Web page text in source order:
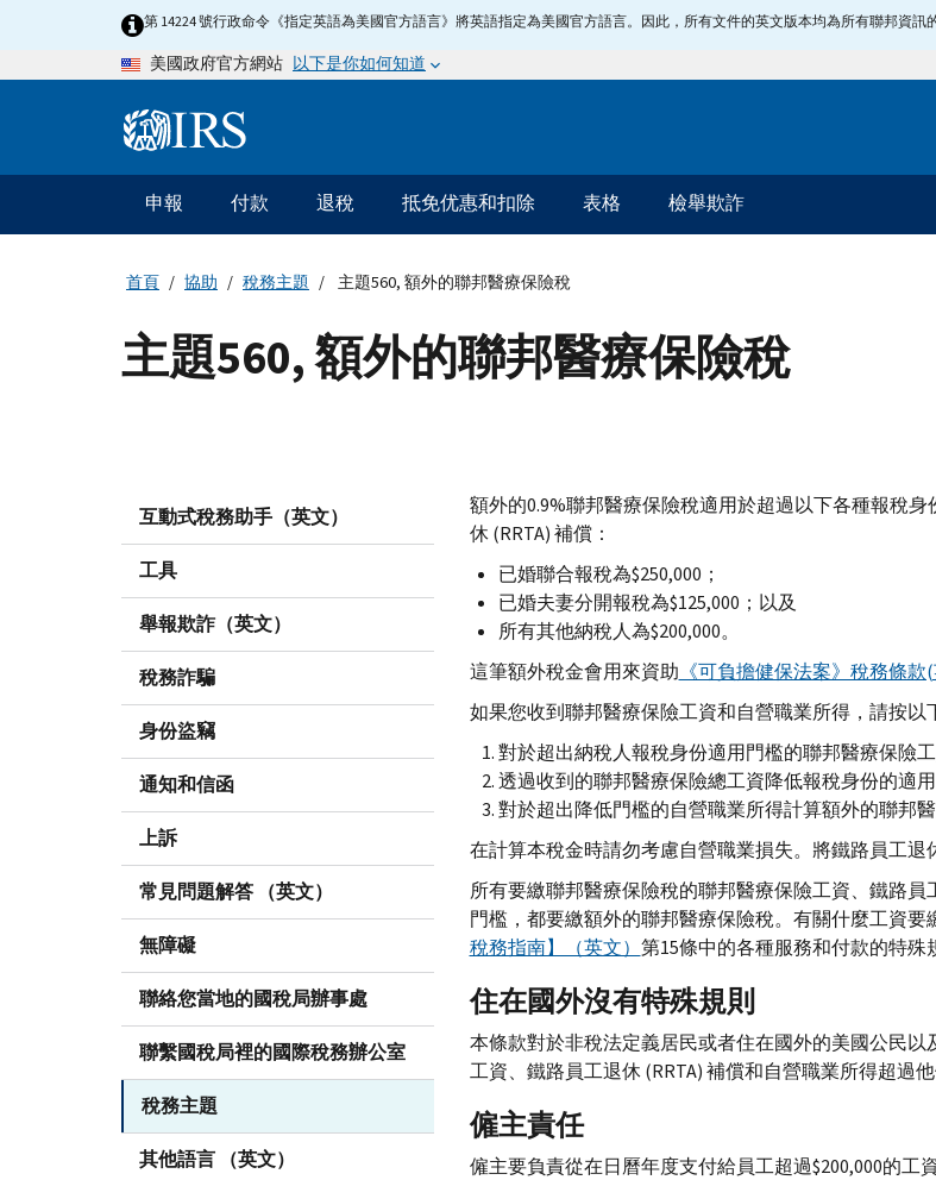
第 14224 號行政命令《指定英語為美國官方語言》將英語指定為美國官方語言。因此，所有文件的英文版本均為所有聯邦資訊
美國政府官方網站 以下是你如何知道
Information
主
要
導
申報 付款 退稅 抵免优惠和扣除 表格 檢舉欺詐
首頁 協助 稅務主題 主題560, 額外的聯邦醫療保險稅
主題560, 額外的聯邦醫療保險稅
互動式稅務助手（英文）
工具
舉報欺詐（英文）
稅務詐騙
身份盜竊
通知和信函
上訴
常見問題解答 （英文）
無障礙
聯絡您當地的國稅局辦事處
聯繫國稅局裡的國際稅務辦公室
稅務主題
其他語言 （英文）
額外的0.9%聯邦醫療保險稅適用於超過以下各種報稅
休 (RRTA) 補償：
已婚聯合報稅為$250,000；
已婚夫妻分開報稅為$125,000；以及
所有其他納稅人為$200,000。
這筆額外稅金會用來資助 《可負擔健保法案》稅務條款
如果您收到聯邦醫療保險工資和自營職業所得，請按以
對於超出納稅人報稅身份適用門檻的聯邦醫療保險
透過收到的聯邦醫療保險總工資降低報稅身份的適
對於超出降低門檻的自營職業所得計算額外的聯邦醫
在計算本稅金時請勿考慮自營職業損失。將鐵路員工退
所有要繳聯邦醫療保險稅的聯邦醫療保險工資、鐵路
門檻，都要繳額外的聯邦醫療保險稅。有關什麼工資
稅務指南】（英文） 第15條中的各種服務和付款的特殊
住在國外沒有特殊規則
本條款對於非稅法定義居民或者住在國外的美國公民
工資、鐵路員工退休 (RRTA) 補償和自營職業所得超過
僱主責任
僱主要負責從在日曆年度支付給員工超過$200,000的工